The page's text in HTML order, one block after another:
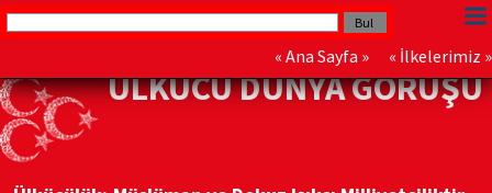
« Ana Sayfa » « İlkelerimiz »
ÜLKÜCÜ DÜNYA GÖRÜŞÜ